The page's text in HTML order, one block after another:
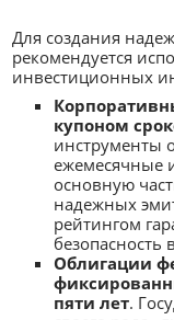
Для создания
рекомендуется
инвестиционных
купоном
инструменты
ежемесячные
основную
надежных
рейтингом
безопасность
Облигации
пяти лет.